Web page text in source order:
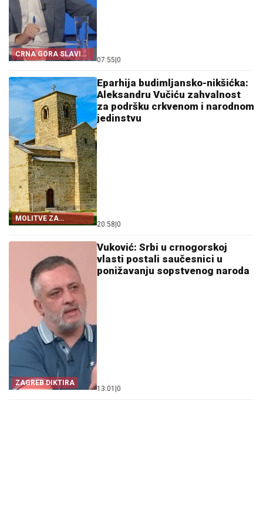
CRNA GORA SLAVI
„OLUJU“
07:55 0
MOLITVE ZA
ZDRAVLJE I USPJEH
Eparhija budimljansko-nikšićka:
Aleksandru Vučiću zahvalnost
za podršku crkvenom i narodnom
jedinstvu
20:58 0
ZAGREB DIKTIRA
Vuković: Srbi u crnogorskoj
vlasti postali saučesnici u
ponižavanju sopstvenog naroda
13:01 0